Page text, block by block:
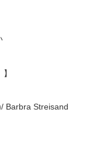
Barbra Streisand